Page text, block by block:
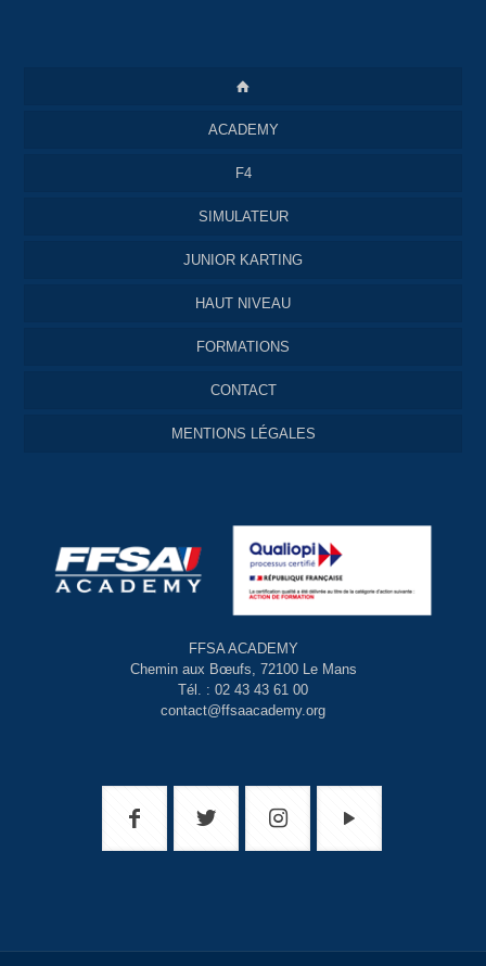
ACADEMY
F4
SIMULATEUR
JUNIOR KARTING
HAUT NIVEAU
FORMATIONS
CONTACT
MENTIONS LÉGALES
FFSA ACADEMY
Chemin aux Bœufs, 72100 Le Mans
Tél. : 02 43 43 61 00
contact@ffsaacademy.org